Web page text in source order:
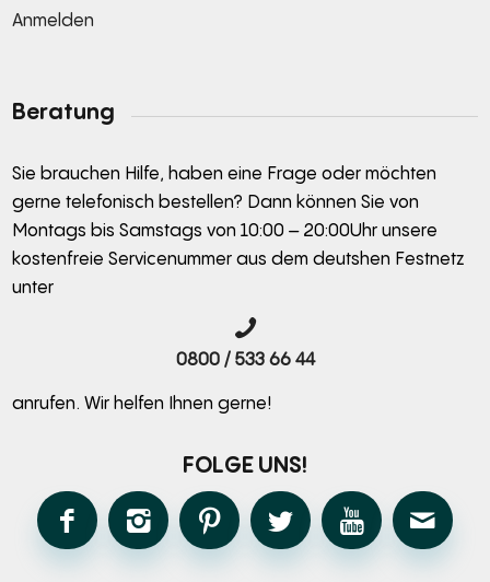
Anmelden
Beratung
Sie brauchen Hilfe, haben eine Frage oder möchten
gerne telefonisch bestellen? Dann können Sie von
Montags bis Samstags von 10:00 – 20:00Uhr unsere
kostenfreie Servicenummer aus dem deutshen Festnetz
unter
0800 / 533 66 44
anrufen. Wir helfen Ihnen gerne!
FOLGE UNS!